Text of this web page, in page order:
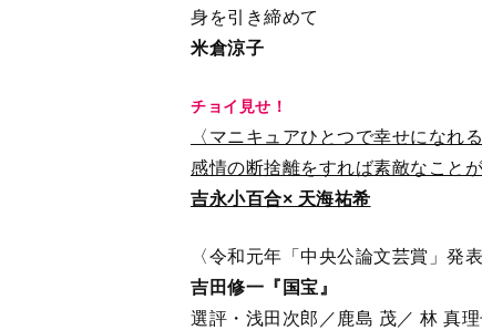
身を引き締めて
米倉涼子
チョイ見せ！
〈マニキュアひとつで幸せになれ
感情の断捨離をすれば素敵なこと
吉永小百合× 天海祐希
〈令和元年「中央公論文芸賞」発
吉田修一『国宝』
選評・浅田次郎／鹿島 茂／ 林 真